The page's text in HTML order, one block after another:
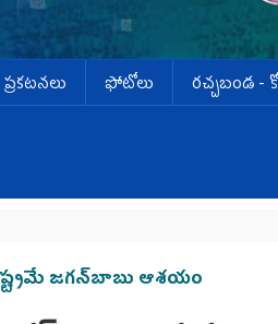
ఫోటోలు ర‌చ్చ‌బండ‌ -
జగన్‌బాబు ఆశయం